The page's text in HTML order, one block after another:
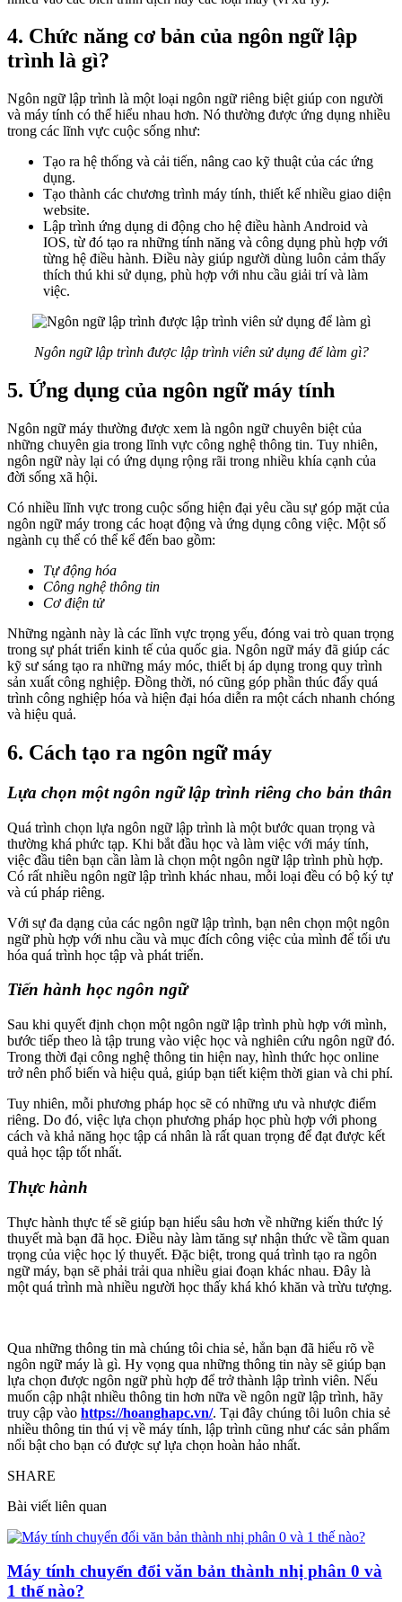
4. Chức năng cơ bản của ngôn ngữ lập
trình là gì?
Ngôn ngữ lập trình là một loại ngôn ngữ riêng biệt giúp con người
và máy tính có thể hiểu nhau hơn. Nó thường được ứng dụng nhiều
trong các lĩnh vực cuộc sống như:
Tạo ra hệ thống và cải tiến, nâng cao kỹ thuật của các ứng
dụng.
Tạo thành các chương trình máy tính, thiết kế nhiều giao diện
website.
Lập trình ứng dụng di động cho hệ điều hành Android và
IOS, từ đó tạo ra những tính năng và công dụng phù hợp với
từng hệ điều hành. Điều này giúp người dùng luôn cảm thấy
thích thú khi sử dụng, phù hợp với nhu cầu giải trí và làm
việc.
Ngôn ngữ lập trình được lập trình viên sử dụng để làm gì?
5. Ứng dụng của ngôn ngữ máy tính
Ngôn ngữ máy thường được xem là ngôn ngữ chuyên biệt của
những chuyên gia trong lĩnh vực công nghệ thông tin. Tuy nhiên,
ngôn ngữ này lại có ứng dụng rộng rãi trong nhiều khía cạnh của
đời sống xã hội.
Có nhiều lĩnh vực trong cuộc sống hiện đại yêu cầu sự góp mặt của
ngôn ngữ máy trong các hoạt động và ứng dụng công việc. Một số
ngành cụ thể có thể kể đến bao gồm:
Tự động hóa
Công nghệ thông tin
Cơ điện tử
Những ngành này là các lĩnh vực trọng yếu, đóng vai trò quan trọng
trong sự phát triển kinh tế của quốc gia. Ngôn ngữ máy đã giúp các
kỹ sư sáng tạo ra những máy móc, thiết bị áp dụng trong quy trình
sản xuất công nghiệp. Đồng thời, nó cũng góp phần thúc đẩy quá
trình công nghiệp hóa và hiện đại hóa diễn ra một cách nhanh chóng
và hiệu quả.
6. Cách tạo ra ngôn ngữ máy
Lựa chọn một ngôn ngữ lập trình riêng cho bản thân
Quá trình chọn lựa ngôn ngữ lập trình là một bước quan trọng và
thường khá phức tạp. Khi bắt đầu học và làm việc với máy tính,
việc đầu tiên bạn cần làm là chọn một ngôn ngữ lập trình phù hợp.
Có rất nhiều ngôn ngữ lập trình khác nhau, mỗi loại đều có bộ ký tự
và cú pháp riêng.
Với sự đa dạng của các ngôn ngữ lập trình, bạn nên chọn một ngôn
ngữ phù hợp với nhu cầu và mục đích công việc của mình để tối ưu
hóa quá trình học tập và phát triển.
Tiến hành học ngôn ngữ
Sau khi quyết định chọn một ngôn ngữ lập trình phù hợp với mình,
bước tiếp theo là tập trung vào việc học và nghiên cứu ngôn ngữ đó.
Trong thời đại công nghệ thông tin hiện nay, hình thức học online
trở nên phổ biến và hiệu quả, giúp bạn tiết kiệm thời gian và chi phí.
Tuy nhiên, mỗi phương pháp học sẽ có những ưu và nhược điểm
riêng. Do đó, việc lựa chọn phương pháp học phù hợp với phong
cách và khả năng học tập cá nhân là rất quan trọng để đạt được kết
quả học tập tốt nhất.
Thực hành
Thực hành thực tế sẽ giúp bạn hiểu sâu hơn về những kiến thức lý
thuyết mà bạn đã học. Điều này làm tăng sự nhận thức về tầm quan
trọng của việc học lý thuyết. Đặc biệt, trong quá trình tạo ra ngôn
ngữ máy, bạn sẽ phải trải qua nhiều giai đoạn khác nhau. Đây là
một quá trình mà nhiều người học thấy khá khó khăn và trừu tượng.
Qua những thông tin mà chúng tôi chia sẻ, hẳn bạn đã hiểu rõ về
ngôn ngữ máy là gì. Hy vọng qua những thông tin này sẽ giúp bạn
lựa chọn được ngôn ngữ phù hợp để trở thành lập trình viên. Nếu
muốn cập nhật nhiều thông tin hơn nữa về ngôn ngữ lập trình, hãy
truy cập vào https://hoanghapc.vn/. Tại đây chúng tôi luôn chia sẻ
nhiều thông tin thú vị về máy tính, lập trình cũng như các sản phẩm
nổi bật cho bạn có được sự lựa chọn hoàn hảo nhất.
SHARE
Bài viết liên quan
Máy tính chuyển đổi văn bản thành nhị phân 0 và
1 thế nào?